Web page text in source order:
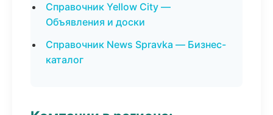
Справочник Yellow City —
Объявления и доски
Справочник News Spravka — Бизнес-
каталог